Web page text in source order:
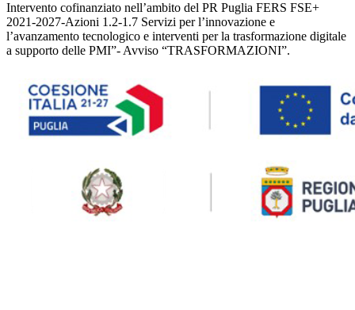
Intervento cofinanziato nell’ambito del PR Puglia FERS FSE+
2021-2027-Azioni 1.2-1.7 Servizi per l’innovazione e
l’avanzamento tecnologico e interventi per la trasformazione digitale
a supporto delle PMI”- Avviso “TRASFORMAZIONI”.